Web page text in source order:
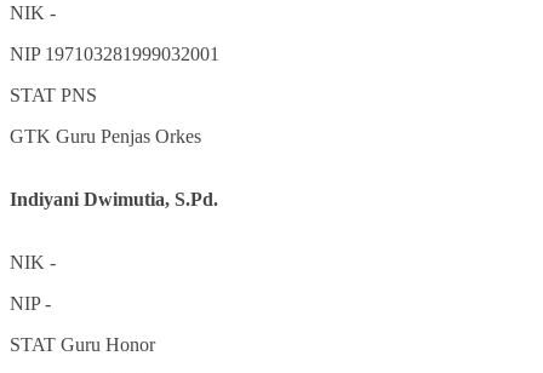
NIK -
NIP 197103281999032001
STAT PNS
GTK Guru Penjas Orkes
Indiyani Dwimutia, S.Pd.
NIK -
NIP-
STAT Guru Honor